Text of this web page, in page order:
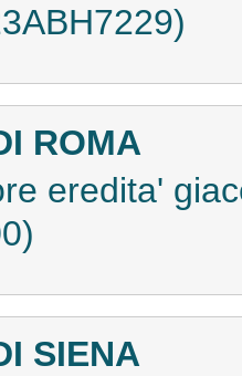
ROMA
eredita'
SIENA